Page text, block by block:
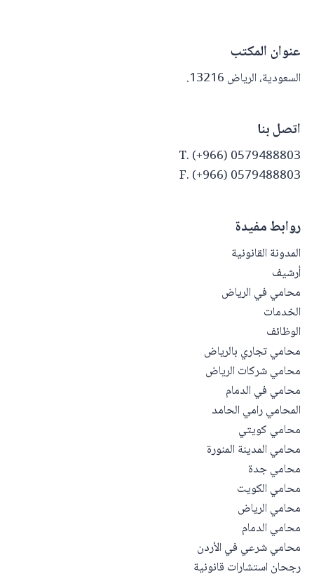
عنوان المكتب
السعودية، الرياض 13216.
اتصل بنا
T. (+966) 0579488803
F. (+966) 0579488803
روابط مفيدة
المدونة القانونية
أرشيف
محامي في الرياض
الخدمات
الوظائف
محامي تجاري بالرياض
محامي شركات الرياض
محامي في الدمام
المحامي رامي الحامد
محامي كويتي
محامي المدينة المنورة
محامي جدة
محامي الكويت
محامي الرياض
محامي الدمام
محامي شرعي في الأردن
رجحان استشارات قانونية